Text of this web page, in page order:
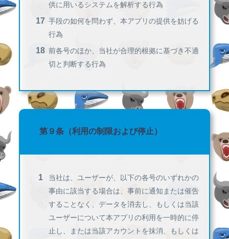
供に用いるシステムを解析する行為
手段の如何を問わず、本アプリの提供を妨げる
行為
前各号のほか、当社が合理的根拠に基づき不適
切と判断する行為
第９条（利用の制限および停止）
当社は、ユーザーが、以下の各号のいずれかの
事由に該当する場合は、事前に通知または催告
することなく、データを消去し、もしくは当該
ユーザーについて本アプリの利用を一時的に停
止し、または当該アカウントを抹消、もしくは